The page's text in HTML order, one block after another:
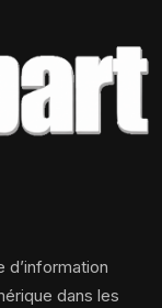
d’information
dans les